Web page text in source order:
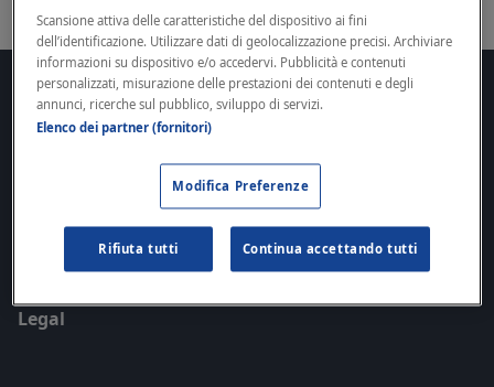
Docs
Getting Started
API Reference
Legal
Scansione attiva delle caratteristiche del dispositivo ai fini
dell’identificazione. Utilizzare dati di geolocalizzazione precisi. Archiviare
informazioni su dispositivo e/o accedervi. Pubblicità e contenuti
personalizzati, misurazione delle prestazioni dei contenuti e degli
annunci, ricerche sul pubblico, sviluppo di servizi.
Elenco dei partner (fornitori)
Modifica Preferenze
Rifiuta tutti Continua accettando tutti